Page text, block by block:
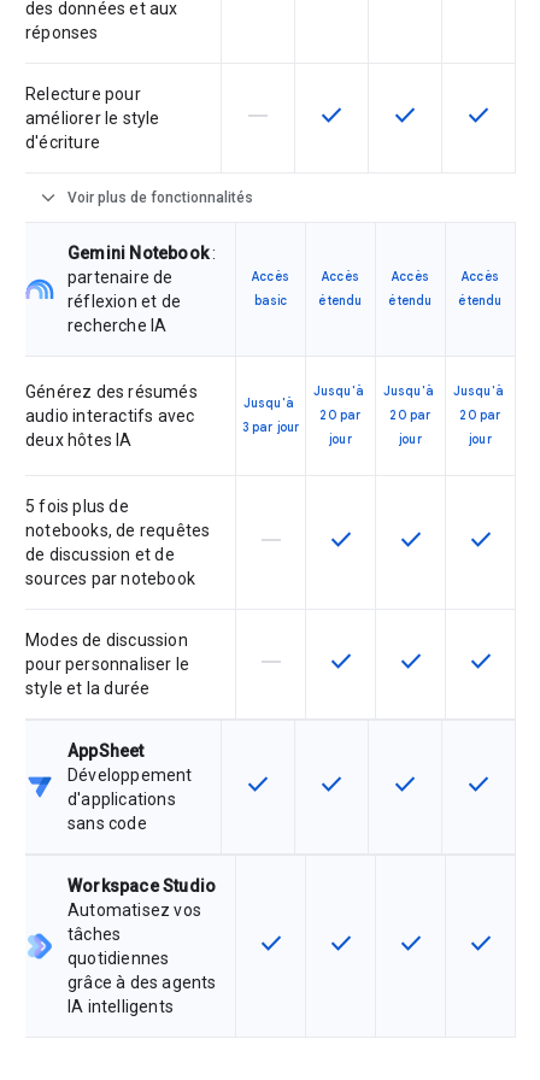
des données et aux
réponses
Relecture pour
améliorer le style
d'écriture
Cette fonctionnalité n'est pas
horizontal_rule Cette fonctionnalité est
check Cette
check Cette
check
expand_more Voir plus de fonctionnalités
Gemini Notebook:
partenaire de
réflexion et de
recherche IA
Accès
basic
Accès
étendu
Accès
étendu
Accès
étendu
Générez des résumés
audio interactifs avec
deux hôtes IA
Jusqu'à
3 par jour
Jusqu'à
20 par
jour
Jusqu'à
20 par
jour
Jusqu'à
20 par
jour
5 fois plus de
notebooks, de requêtes
de discussion et de
sources par notebook
Cette fonctionnalité n'est pas
horizontal_rule Cette fonctionnalité est
check Cette
check Cette
check
Modes de discussion
pour personnaliser le
style et la durée
Cette fonctionnalité n'est pas
horizontal_rule Cette fonctionnalité est
check Cette
check Cette
check
AppSheet
Développement
d'applications
sans code
Cette fonctionnalité est disponible
check Cette fonctionnalité est
check Cette
check Cette
check
Workspace Studio
Automatisez vos
tâches
quotidiennes
grâce à des agents
IA intelligents
Cette fonctionnalité est
check Cette fonctionnalité est
check Cette
check Cette
check